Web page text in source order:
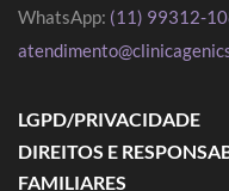
WhatsApp: (11) 99312-
LGPD/PRIVACIDADE
DIREITOS E
FAMILIARES